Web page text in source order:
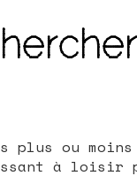
ou moins
à loisir